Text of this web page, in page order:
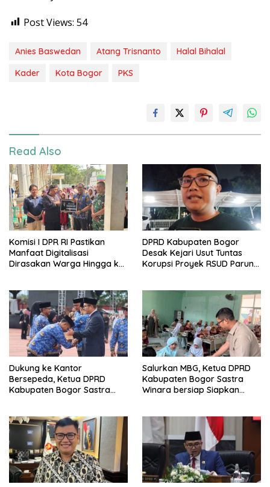
Post Views: 54
Anies Baswedan Atang Trisnanto
Halal Bihalal
Kader
Kota Bogor PKS
Read Also
Komisi I DPR RI Pastikan
Manfaat Digitalisasi
Dirasakan Warga Hingga ke
DPRD Kabupaten Bogor
Desak Kejari Usut Tuntas
Korupsi Proyek RSUD Parung,
Dukung ke Kantor
Bersepeda, Ketua DPRD
Kabupaten Bogor Sastra
Salurkan MBG, Ketua DPRD
Kabupaten Bogor Sastra
Winara bersiap Siapkan